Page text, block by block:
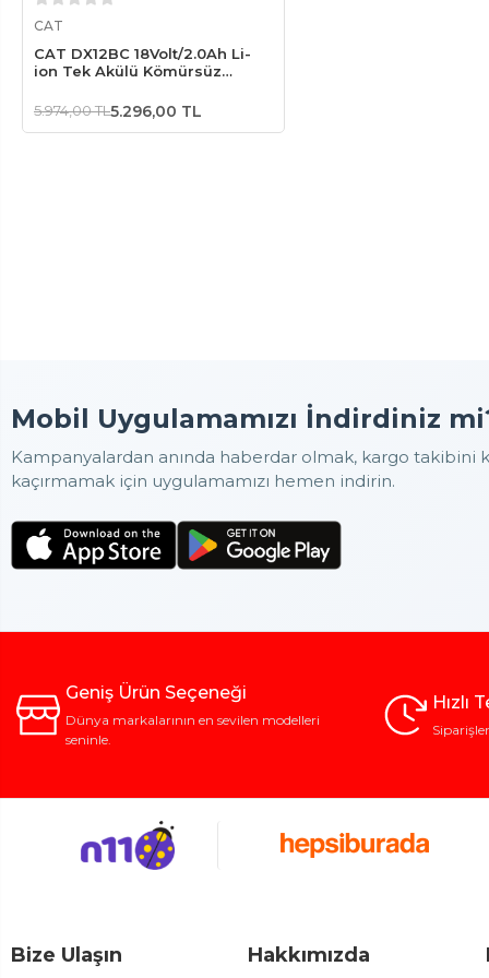
CAT
CAT DX12BC 18Volt/2.0Ah Li-
ion Tek Akülü Kömürsüz
Matkap
5.974,00 TL5.296,00 TL
Mobil Uygulamamızı İndirdiniz
Kampanyalardan anında haberdar olmak, kargo takibini
kaçırmamak için uygulamamızı hemen indirin.
Geniş Ürün Seçeneği
Dünya markalarının en sevilen modelleri
seninle.
Hızlı
Bize Ulaşın Hakkımızda